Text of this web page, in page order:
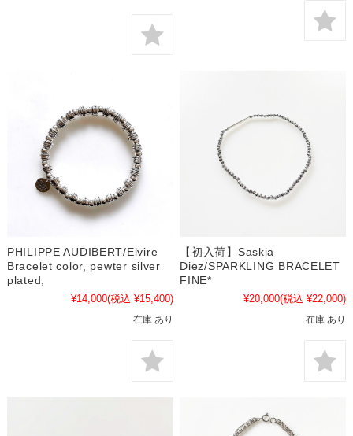
PHILIPPE AUDIBERT/Elvire
Bracelet color, pewter silver
plated,
¥14,000(税込 ¥15,400)
在庫 あり
【初入荷】Saskia
Diez/SPARKLING BRACELET
FINE*
¥20,000(税込 ¥22,000)
在庫 あり